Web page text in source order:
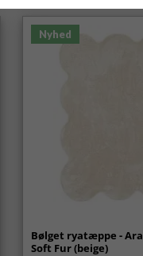
Nyhed
Bølget ryatæppe -
Soft Fur (beige)